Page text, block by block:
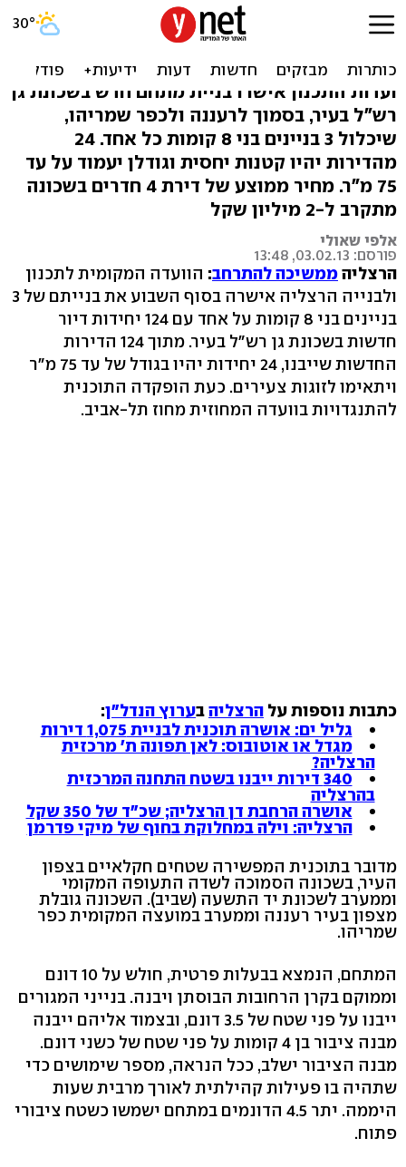
הרצליה: 124 דירות חדשות
ייבנו ליד שדה"ת
ועדות התכנון אישרו בניית מתחם חדש בשכונת גן
רש"ל בעיר, בסמוך לרעננה ולכפר שמריהו,
שיכלול 3 בניינים בני 8 קומות כל אחד. 24
מהדירות יהיו קטנות יחסית וגודלן יעמוד על עד
75 מ"ר. מחיר ממוצע של דירת 4 חדרים בשכונה
מתקרב ל-2 מיליון שקל
אלפי שאולי
פורסם: 03.02.13, 13:48
הרצליהממשיכה להתרחב: הוועדה המקומית לתכנון
ולבנייה הרצליה אישרה בסוף השבוע את בנייתם של 3
בניינים בני 8 קומות על אחד עם 124 יחידות דיור
חדשות בשכונת גן רש"ל בעיר. מתוך 124 הדירות
החדשות שייבנו, 24 יחידות יהיו בגודל של עד 75 מ"ר
ויתאימו לזוגות צעירים. כעת הופקדה התוכנית
להתנגדויות בוועדה המחוזית מחוז תל-אביב.
כתבות נוספות על הרצליהבערוץ הנדל"ן:
גליל ים: אושרה תוכנית לבניית 1,075 דירות
מגדל או אוטובוס: לאן תפונה ת' מרכזית
הרצליה?
340 דירות ייבנו בשטח התחנה המרכזית
בהרצליה
אושרה הרחבת דן הרצליה; שכ"ד של 350 שקל
הרצליה: וילה במחלוקת בחוף של מיקי פדרמן
מדובר בתוכנית המפשירה שטחים חקלאיים בצפון
העיר, בשכונה הסמוכה לשדה התעופה המקומי
וממערב לשכונת יד התשעה (שביב). השכונה גובלת
מצפון בעיר רעננה וממערב במועצה המקומית כפר
שמריהו.
המתחם, הנמצא בבעלות פרטית, חולש על 10 דונם
וממוקם בקרן הרחובות הבוסתן ויבנה. בנייני המגורים
ייבנו על פני שטח של 3.5 דונם, ובצמוד אליהם ייבנה
מבנה ציבור בן 4 קומות על פני שטח של כשני דונם.
מבנה הציבור ישלב, ככל הנראה, מספר שימושים כדי
שתהיה בו פעילות קהילתית לאורך מרבית שעות
היממה. יתר 4.5 הדונמים במתחם ישמשו כשטח ציבורי
פתוח.